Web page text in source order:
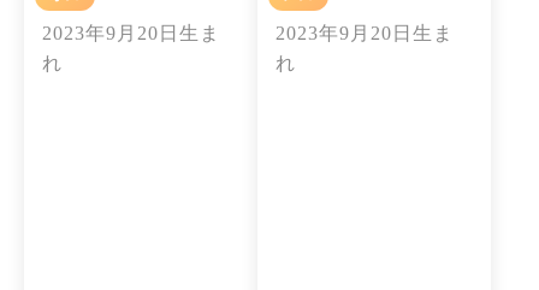
2023年9月20日生ま
れ
2023年9月20日生ま
れ